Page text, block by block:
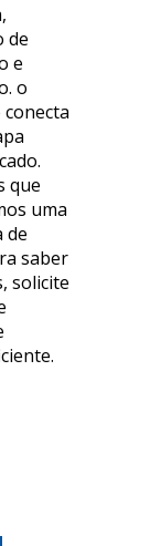
de
e
o
que
uma
de
saber
solicite